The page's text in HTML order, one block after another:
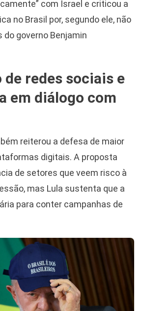
com Israel e criticou a
no Brasil por, segundo ele, não
do governo Benjamin
de redes sociais e
em diálogo com
reiterou a defesa de maior
digitais. A proposta
de setores que veem risco à
mas Lula sustenta que a
para conter campanhas de